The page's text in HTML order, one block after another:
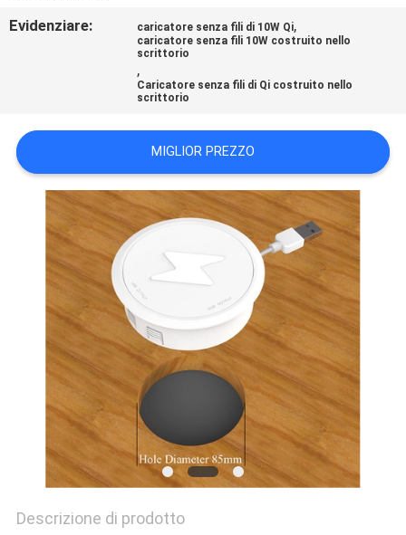
MAPPA
DEL
SITO
PRIVACY
POLICY
Evidenziare: caricatore senza fili di 10W Qi,
caricatore senza fili 10W costruito nello
scrittorio
,
Caricatore senza fili di Qi costruito nello
scrittorio
MIGLIOR PREZZO
Descrizione di prodotto